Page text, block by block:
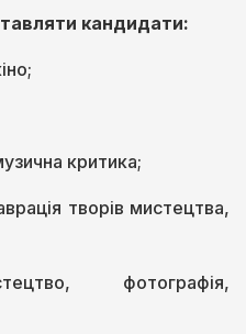
кандидати:
критика;
творів мистецтва,
фотографія,